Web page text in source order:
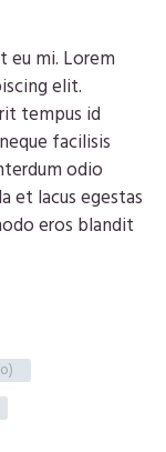
eu mi. Lorem
elit.
tempus id
facilisis
odio
et lacus egestas
eros blandit